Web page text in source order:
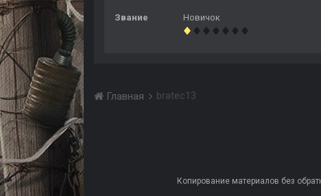
Звание Новичок
Главная bratec13
Копирование материалов без